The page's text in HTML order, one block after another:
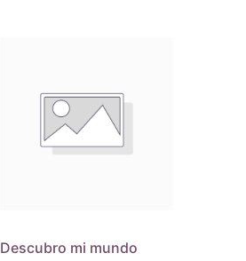
Descubro mi mundo